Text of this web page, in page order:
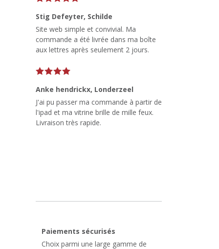
Stig Defeyter, Schilde
Site web simple et convivial. Ma
commande a été livrée dans ma boîte
aux lettres après seulement 2 jours.
Anke hendrickx, Londerzeel
J'ai pu passer ma commande à partir de
l'ipad et ma vitrine brille de mille feux.
Livraison très rapide.
Paiements sécurisés
Choix parmi une large gamme de